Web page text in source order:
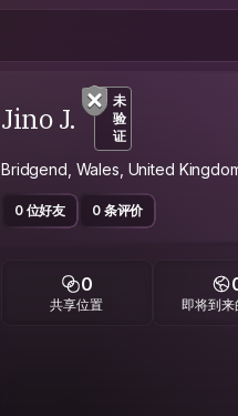
Jino J.
未
验
证
Bridgend, Wales, United
0 位好友 0 条评价
0
共享位置 即将到来